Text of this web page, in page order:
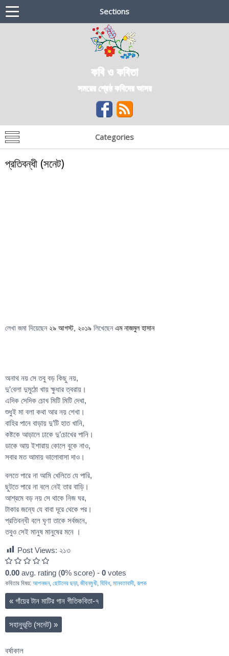
Sections
কবি ও কবিতা
সময়ের শ্রেষ্ঠ কবিদের আসর
Categories
প্রতিবন্ধী (সনেট)
লেখা জমা দিয়েছেন ২৯ আগস্ট, ২০১৯ লিখেছেন এম নাজমুল হাসান
অনাথ নয় সে তবু বড় কিছু নয়,
দু’বেলা দুমুঠো খায় ক্ষুধার ত্বরায়।
এদিক সেদিক চোখ মিটি মিটি দেখা,
শুধুই মা বলা কথা আর নয় শেখা।
বাহির পানে বাড়ায় দু’টি হাত খানি,
কষ্টকে আড়ালে ঢাকে দু’চোখের পানি।
ডাকে আয় ইশারায় কোলে বুকে নাও,
সবার মত আমায় ভালোবাসা দাও।
বলতে পারে না আমি খেলিতে যে পারি,
ছুটতে পারে না বলে নেই তার বাড়ি।
আশ্রমে বড় নয় সে থাকে নিজ ঘর,
টাকার জন্যে যে বাবা দূরে থেকে পর।
প্রতিবন্ধী বলে ঘৃণা তাকে সর্বজনে,
তবুও সেই মানুষ মানুষের মনে ।
Post Views: ২১৩
0.00 avg. rating (0% score) - 0 votes
কবিতার বিষয়: আপনজন, ছোটদের ছড়া, জীবনমুখী বিবিধ, মানবতাবাদী ,রূপক
« গাঁয়ের টান মাটির গান গীতিকবিতা-৭
সহানুভূতি (সনেট) »
বর্ষাকাল